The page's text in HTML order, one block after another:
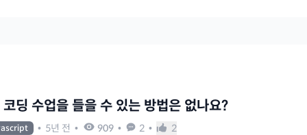
딩 수업을 들을 수 있는 방법은 없나요?
• 5년 전 • 909 • 2 • 2